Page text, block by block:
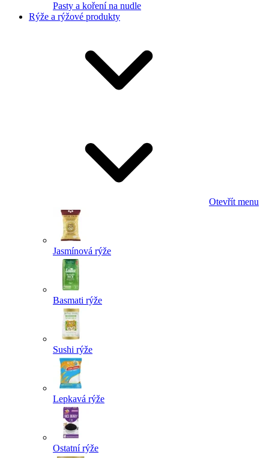
Pasty a koření na nudle
Rýže a rýžové produkty
Otevřít menu
Jasmínová rýže
Basmati rýže
Sushi rýže
Lepkavá rýže
Ostatní rýže